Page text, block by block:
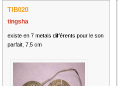
TIB020
tingsha
existe en 7 metals différents pour le son
parfait, 7,5 cm